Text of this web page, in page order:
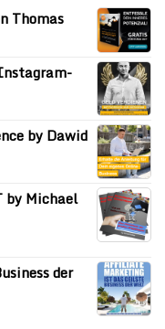
Thomas
by Dawid
by Michael
der